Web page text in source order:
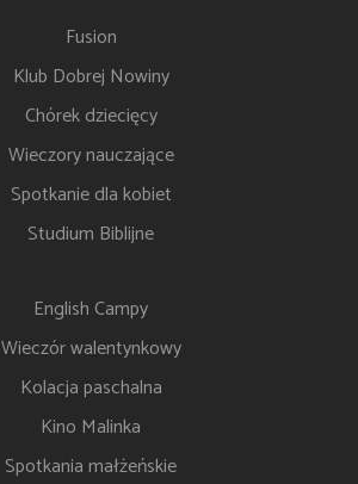
Fusion
Klub Dobrej Nowiny
Chórek dziecięcy
Wieczory nauczające
Spotkanie dla kobiet
Studium Biblijne
English Campy
Wieczór walentynkowy
Kolacja paschalna
Kino Malinka
Spotkania małżeńskie